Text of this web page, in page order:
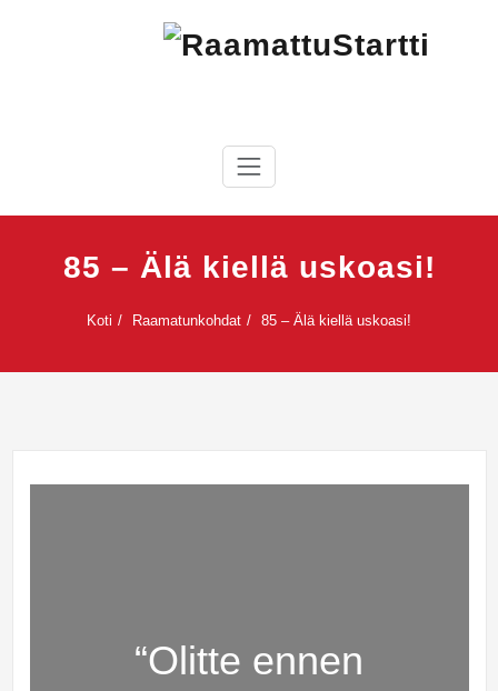
RaamattuStartti
85 – Älä kiellä uskoasi!
Koti Raamatunkohdat 85 – Älä kiellä uskoasi!
“Olitte ennen